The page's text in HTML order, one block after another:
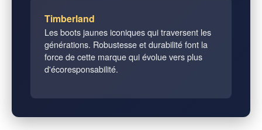
Timberland
Les boots jaunes iconiques qui traversent les
générations. Robustesse et durabilité font la
force de cette marque qui évolue vers plus
d'écoresponsabilité.